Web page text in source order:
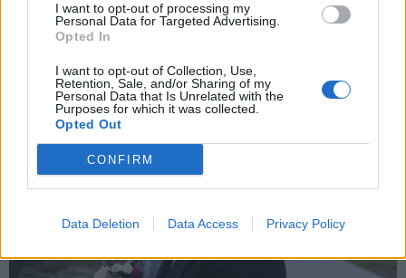
I want to opt-out of processing my
Personal Data for Targeted Advertising.
Opted In
I want to opt-out of Collection, Use,
Retention, Sale, and/or Sharing of my
Personal Data that Is Unrelated with the
Purposes for which it was collected.
Opted Out
CONFIRM
Data Deletion Data Access Privacy Policy
Tältä Joel näytti parran kanssa: